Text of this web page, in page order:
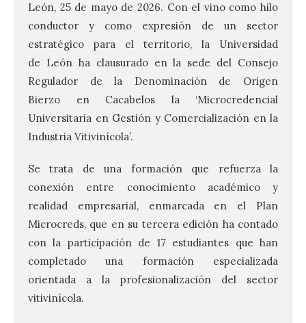
León, 25 de mayo de 2026. Con el vino como hilo
conductor y como expresión de un sector
estratégico para el territorio, la Universidad
de León ha clausurado en la sede del Consejo
Regulador de la Denominación de Origen
Bierzo en Cacabelos la ‘Microcredencial
Universitaria en Gestión y Comercialización en la
Industria Vitivinícola’.
Se trata de una formación que refuerza la
conexión entre conocimiento académico y
realidad empresarial, enmarcada en el Plan
Microcreds, que en su tercera edición ha contado
con la participación de 17 estudiantes que han
completado una formación especializada
orientada a la profesionalización del sector
vitivinícola.